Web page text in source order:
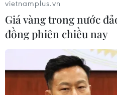
Việt Nam cán mốc 50
số 1 tại SEA Games 32
vietnamplus.vn
Giá vàng trong nước
đồng phiên chiều nay